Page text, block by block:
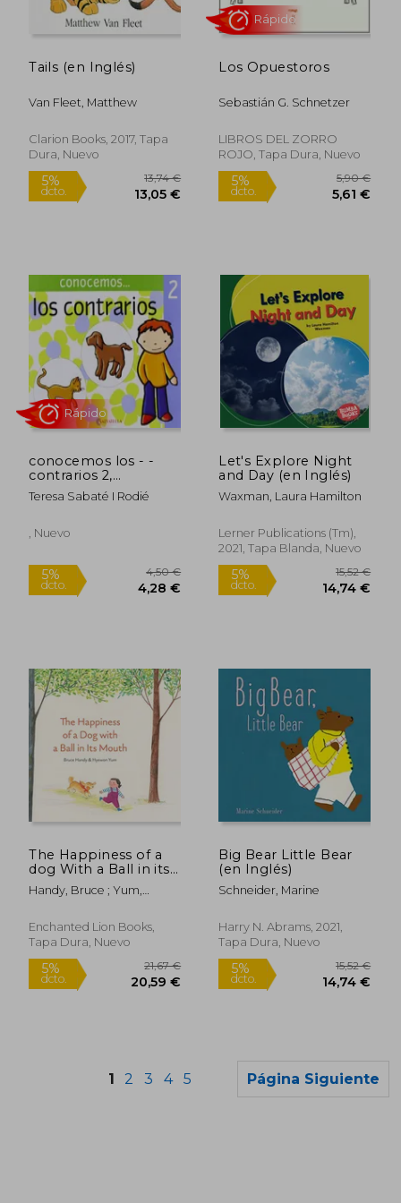
5%
dcto.
17,40 €
16,53 €
5%
dcto.
14,57 €
13,84 €
Tails (en Inglés)
Van Fleet, Matthew
Clarion Books, 2017, Tapa
Dura, Nuevo
Los Opuestoros
Sebastián G. Schnetzer
LIBROS DEL ZORRO
ROJO, Tapa Dura, Nuevo
Rápido
conocemos los - -
contrarios 2,
educación primaria
Teresa Sabaté I Rodié
, Nuevo
Let's Explore Night
and Day (en Inglés)
Waxman, Laura Hamilton
Lerner Publications (Tm),
2021, Tapa Blanda, Nuevo
The Happiness of a
dog With a Ball in its
Mouth (en Inglés)
Handy, Bruce ; Yum,
Enchanted Lion Books,
Tapa Dura, Nuevo
Big Bear Little Bear
(en Inglés)
Schneider, Marine
Harry N. Abrams, 2021,
Tapa Dura, Nuevo
1 2 3 4 5 Página Siguiente